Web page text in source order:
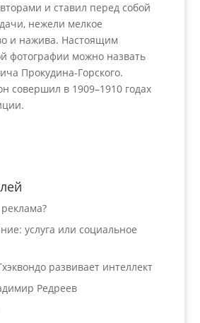
и ставил перед собой
нежели мелкое
и нажива. Настоящим
фотографии можно назвать
Прокудина-Горского.
совершил в 1909–1910 годах
услуга или социальное
развивает интеллект
Редреев